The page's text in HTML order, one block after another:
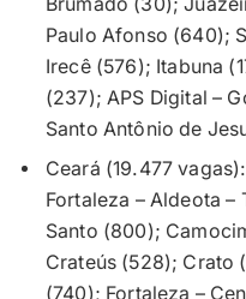
Paulo Afonso (640);
Irecê (576); Itabuna
(237); APS Digital –
Santo Antônio de
Ceará (19.477
Fortaleza – Aldeota
Santo (800);
Crateús (528); Crato
(740); Fortaleza –